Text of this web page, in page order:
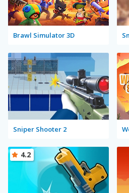
Brawl Simulator 3D
Sniper Shooter 2
4.2